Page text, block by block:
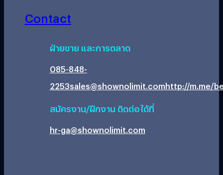
Contact
ฝ่ายขาย และการตลาด
085-848-
2253sales@shownolimit.comhttp://m.me/
สมัครงาน/ฝึกงาน ติดต่อได้ที่
hr-ga@shownolimit.com